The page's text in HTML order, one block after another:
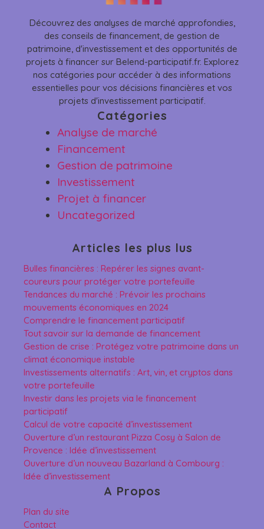
Découvrez des analyses de marché approfondies,
des conseils de financement, de gestion de
patrimoine, d'investissement et des opportunités de
projets à financer sur Belend-participatif.fr. Explorez
nos catégories pour accéder à des informations
essentielles pour vos décisions financières et vos
projets d'investissement participatif.
Catégories
Analyse de marché
Financement
Gestion de patrimoine
Investissement
Projet à financer
Uncategorized
Articles les plus lus
Bulles financières : Repérer les signes avant-
coureurs pour protéger votre portefeuille
Tendances du marché : Prévoir les prochains
mouvements économiques en 2024
Comprendre le financement participatif
Tout savoir sur la demande de financement
Gestion de crise : Protégez votre patrimoine dans un
climat économique instable
Investissements alternatifs : Art, vin, et cryptos dans
votre portefeuille
Investir dans les projets via le financement
participatif
Calcul de votre capacité d’investissement
Ouverture d’un restaurant Pizza Cosy à Salon de
Provence : Idée d’investissement
Ouverture d’un nouveau Bazarland à Combourg :
Idée d’investissement
A Propos
Plan du site
Contact